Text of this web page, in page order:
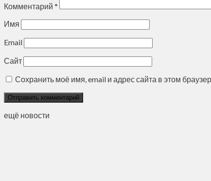
Комментарий *
Имя
Email
Сайт
Сохранить моё имя, email и адрес сайта в этом
ещё новости